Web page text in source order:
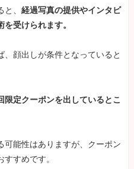
、 経過写真の提供やインタビ
受けられます。
、顔出しが条件となっていると
限定クーポンを出しているとこ
可能性はありますが、クーポン
すめです。